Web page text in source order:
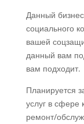
Данный
социального
вашей
данный вам
вам подходит.
Планируется
услуг в сфере
ремонт/